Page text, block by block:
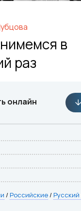
в
раз
онлайн
/ Российские / Русский